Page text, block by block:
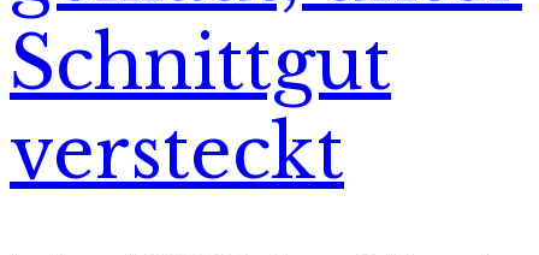
Schnittgut
versteckt